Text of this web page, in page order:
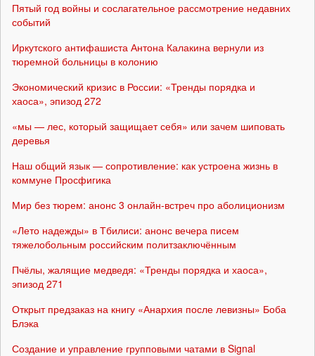
Пятый год войны и сослагательное рассмотрение недавних
событий
Иркутского антифашиста Антона Калакина вернули из
тюремной больницы в колонию
Экономический кризис в России: «Тренды порядка и
хаоса», эпизод 272
«мы — лес, который защищает себя» или зачем шиповать
деревья
Наш общий язык — сопротивление: как устроена жизнь в
коммуне Просфигика
Мир без тюрем: анонс 3 онлайн-встреч про аболиционизм
«Лето надежды» в Тбилиси: анонс вечера писем
тяжелобольным российским политзаключённым
Пчёлы, жалящие медведя: «Тренды порядка и хаоса»,
эпизод 271
Открыт предзаказ на книгу «Анархия после левизны» Боба
Блэка
Создание и управление групповыми чатами в Signal